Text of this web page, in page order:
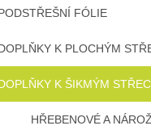
FÓLIE
K PLOCHÝM
K ŠIKMÝM
HŘEBENOVÉ A